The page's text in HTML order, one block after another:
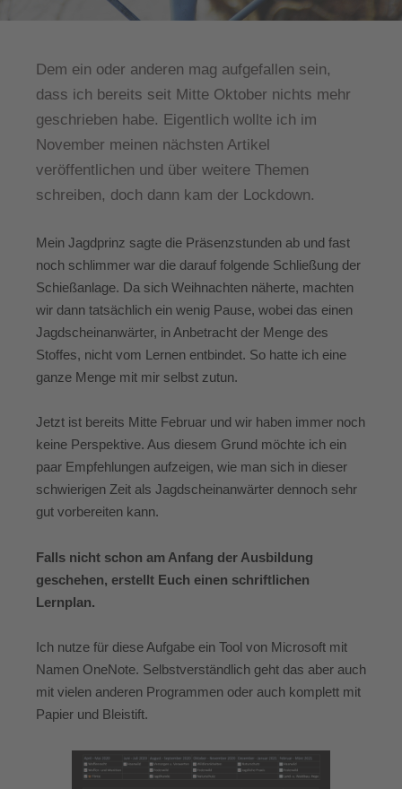
Dem ein oder anderen mag aufgefallen sein,
dass ich bereits seit Mitte Oktober nichts mehr
geschrieben habe. Eigentlich wollte ich im
November meinen nächsten Artikel
veröffentlichen und über weitere Themen
schreiben, doch dann kam der Lockdown.
Mein Jagdprinz sagte die Präsenzstunden ab und fast
noch schlimmer war die darauf folgende Schließung der
Schießanlage. Da sich Weihnachten näherte, machten
wir dann tatsächlich ein wenig Pause, wobei das einen
Jagdscheinanwärter, in Anbetracht der Menge des
Stoffes, nicht vom Lernen entbindet. So hatte ich eine
ganze Menge mit mir selbst zutun.
Jetzt ist bereits Mitte Februar und wir haben immer noch
keine Perspektive. Aus diesem Grund möchte ich ein
paar Empfehlungen aufzeigen, wie man sich in dieser
schwierigen Zeit als Jagdscheinanwärter dennoch sehr
gut vorbereiten kann.
Falls nicht schon am Anfang der Ausbildung
geschehen, erstellt Euch einen schriftlichen
Lernplan.
Ich nutze für diese Aufgabe ein Tool von Microsoft mit
Namen OneNote. Selbstverständlich geht das aber auch
mit vielen anderen Programmen oder auch komplett mit
Papier und Bleistift.